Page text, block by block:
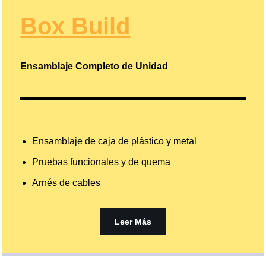
Box Build
Ensamblaje Completo de Unidad
Ensamblaje de caja de plástico y metal
Pruebas funcionales y de quema
Arnés de cables
Leer Más